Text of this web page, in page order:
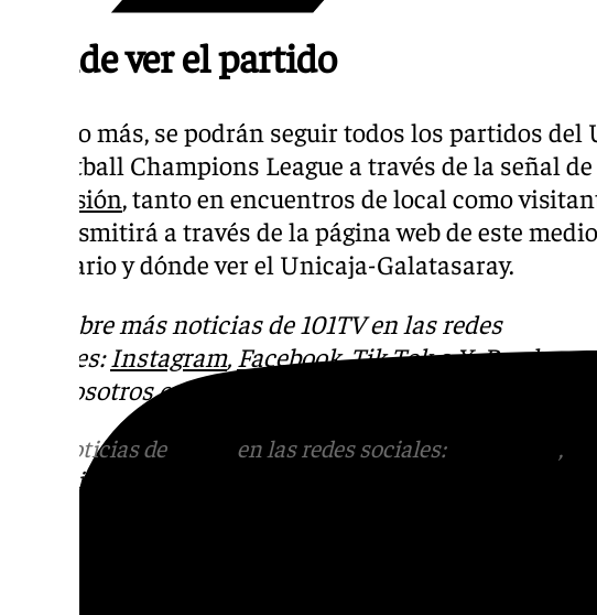
Dónde ver el partido
Un año más, se podrán seguir todos los partidos del
Basketball Champions League a través de la señal
Televisión, tanto en encuentros de local como
retransmitirá a través de la página web de este medio
el horario y dónde ver el Unicaja-Galatasaray.
Descubre más noticias de 101TV en las redes
sociales:Instagram, Facebook,Tik TokoX. Puedes
con nosotros en el correo
Más noticias de en las redes sociales: ,
informativos@101tv.es